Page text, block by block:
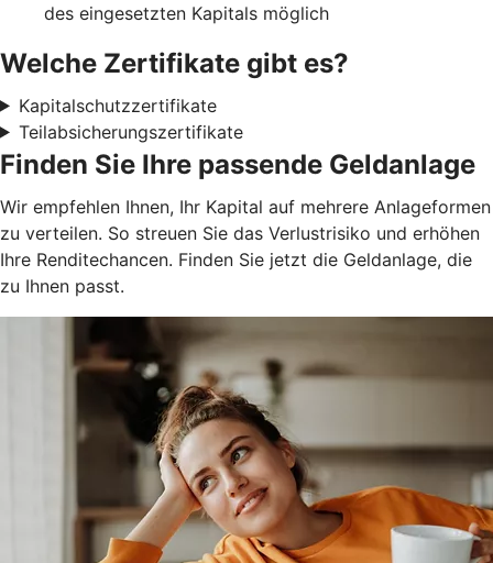
des eingesetzten Kapitals möglich
Welche Zertifikate gibt es?
Kapitalschutzzertifikate
Teilabsicherungszertifikate
Finden Sie Ihre passende Geldanlage
Wir empfehlen Ihnen, Ihr Kapital auf mehrere Anlageformen
zu verteilen. So streuen Sie das Verlustrisiko und erhöhen
Ihre Renditechancen. Finden Sie jetzt die Geldanlage, die
zu Ihnen passt.